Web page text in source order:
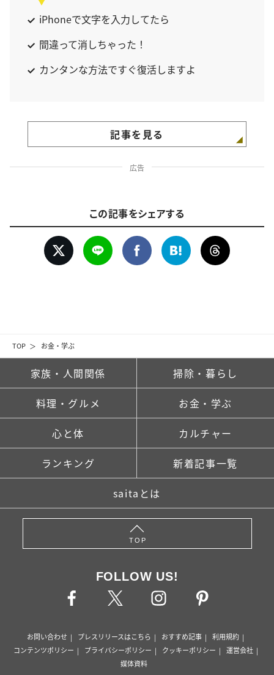
TOP お金・学ぶ
iPhoneで文字を入力してたら
間違って消しちゃった！
カンタンな方法ですぐ復活しますよ
記事を見る
広告
この記事をシェアする
家族・人間関係 掃除・暮らし
料理・グルメ お金・学ぶ
心と体 カルチャー
ランキング 新着記事一覧
saitaとは
TOP
FOLLOW US!
お問い合わせ プレスリリースはこちら おすすめ記事
利用規約
コンテンツポリシー
プライバシーポリシー クッキーポリシー
運営会社
媒体資料